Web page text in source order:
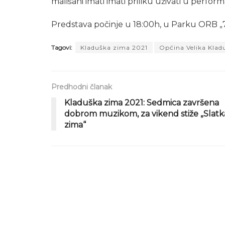
Predstava počinje u 18:00h, u Parku ORB
Tagovi: Kladuška zima 2021 Općina Velika
Predhodni članak
Kladuška zima 2021: Sedmica završena
dobrom muzikom, za vikend stiže
zima“